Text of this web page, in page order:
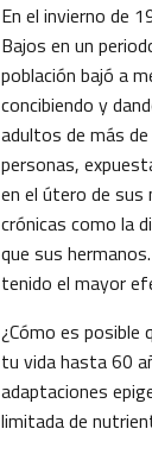
En el invierno de
Bajos en un
población bajó a
concibiendo y
adultos de más
personas,
en el útero de sus
crónicas como la
que sus
tenido el mayor
¿Cómo es posible
tu vida hasta 60
adaptaciones
limitada de